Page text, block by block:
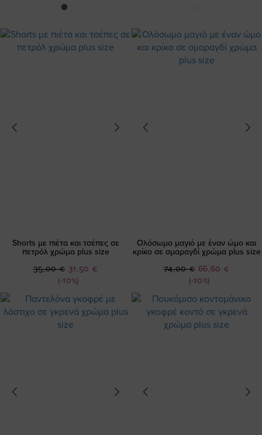
Shorts με πιέτα και τσέπες σε
πετρόλ χρώμα plus size
(-10%)
Ειδική
Τιμή
31,50 €
35,00 €
Ολόσωμο μαγιό με έναν ώμο και
κρίκο σε σμαραγδί χρώμα plus size
(-10%)
Ειδική
Τιμή
66,60 €
74,00 €